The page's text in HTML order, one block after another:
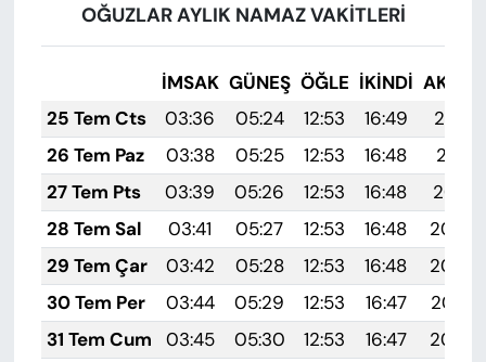
OĞUZLAR AYLIK NAMAZ VAKITLERI
İMSAK GÜNEŞ ÖĞLE İKINDI
25 Tem Cts
03:36 05:24 12:53 16:49
20:12
26 Tem Paz
03:38 05:25 12:53 16:48
20:11
27 Tem Pts
03:39 05:26 12:53 16:48
20:10
28 Tem Sal
03:41 05:27 12:53 16:48
20:09
29 Tem Çar
03:42 05:28 12:53 16:48
20:08
30 Tem Per
03:44 05:29 12:53 16:47
20:07
31 Tem Cum
03:45 05:30 12:53 16:47
20:06